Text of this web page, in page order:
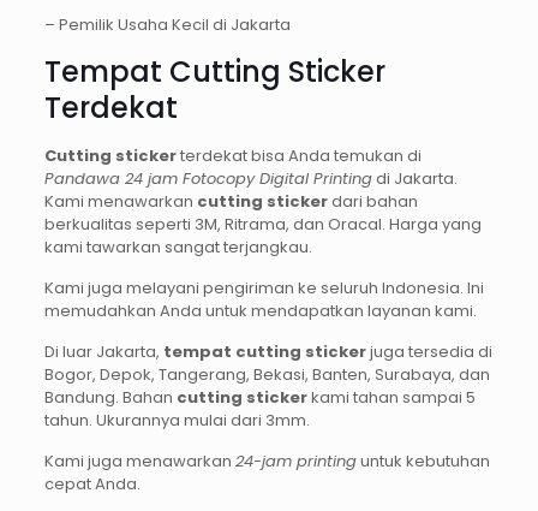
– Pemilik Usaha Kecil di Jakarta
Tempat Cutting Sticker
Terdekat
Cutting stickerterdekat bisa Anda temukan di
Pandawa 24 jam Fotocopy Digital Printingdi Jakarta.
Kami menawarkan cutting stickerdari bahan
berkualitas seperti 3M, Ritrama, dan Oracal. Harga yang
kami tawarkan sangat terjangkau.
Kami juga melayani pengiriman ke seluruh Indonesia. Ini
memudahkan Anda untuk mendapatkan layanan kami.
Di luar Jakarta, tempat cutting stickerjuga tersedia di
Bogor, Depok, Tangerang, Bekasi, Banten, Surabaya, dan
Bandung. Bahan cutting stickerkami tahan sampai 5
tahun. Ukurannya mulai dari 3mm.
Kami juga menawarkan 24-jam printinguntuk kebutuhan
cepat Anda.